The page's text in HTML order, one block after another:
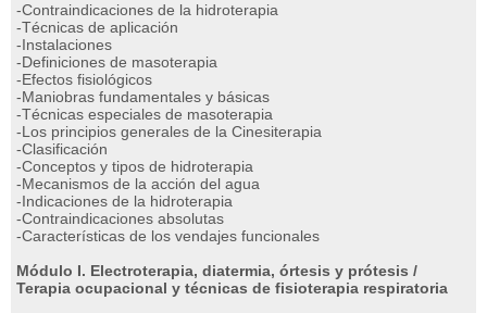
-Contraindicaciones de la hidroterapia
-Técnicas de aplicación
-Instalaciones
-Definiciones de masoterapia
-Efectos fisiológicos
-Maniobras fundamentales y básicas
-Técnicas especiales de masoterapia
-Los principios generales de la Cinesiterapia
-Clasificación
-Conceptos y tipos de hidroterapia
-Mecanismos de la acción del agua
-Indicaciones de la hidroterapia
-Contraindicaciones absolutas
-Características de los vendajes funcionales
Módulo I. Electroterapia, diatermia, órtesis y prótesis /
Terapia ocupacional y técnicas de fisioterapia respiratoria